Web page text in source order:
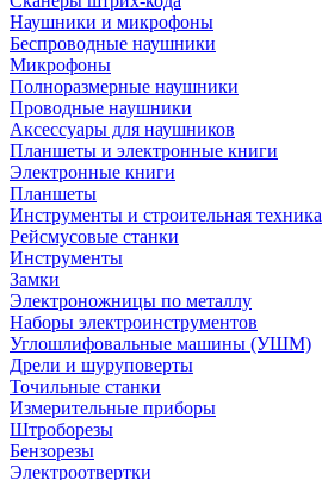
Наушники и микрофоны
Беспроводные наушники
Микрофоны
Полноразмерные наушники
Проводные наушники
Аксессуары для наушников
Планшеты и электронные книги
Электронные книги
Планшеты
Инструменты и строительная техника
Рейсмусовые станки
Инструменты
Замки
Электроножницы по металлу
Наборы электроинструментов
Углошлифовальные машины (УШМ)
Дрели и шуруповерты
Точильные станки
Измерительные приборы
Штроборезы
Бензорезы
Электроотвертки